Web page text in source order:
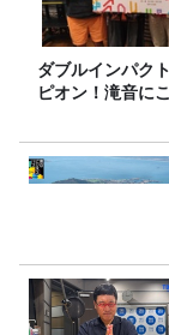
ダブルインパク
ピオン！滝音に